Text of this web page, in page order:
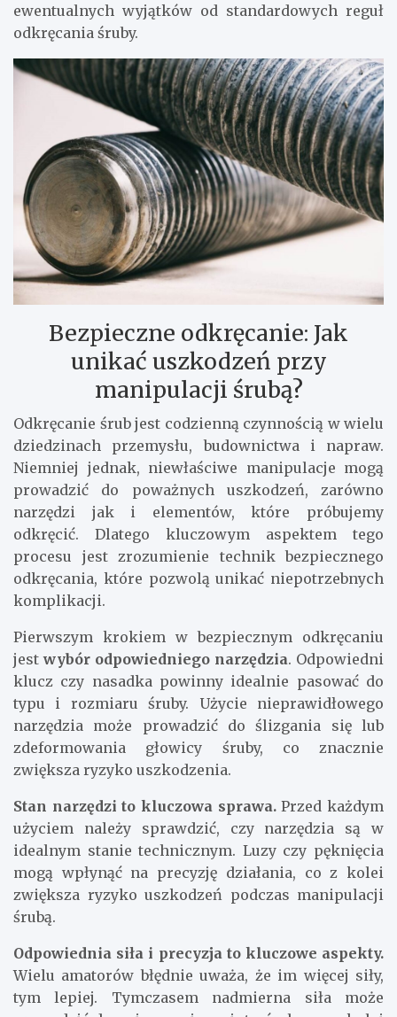
ewentualnych wyjątków od standardowych reguł
odkręcania śruby.
Bezpieczne odkręcanie: Jak
unikać uszkodzeń przy
manipulacji śrubą?
Odkręcanie śrub jest codzienną czynnością w wielu
dziedzinach przemysłu, budownictwa i napraw.
Niemniej jednak, niewłaściwe manipulacje mogą
prowadzić do poważnych uszkodzeń, zarówno
narzędzi jak i elementów, które próbujemy
odkręcić. Dlatego kluczowym aspektem tego
procesu jest zrozumienie technik bezpiecznego
odkręcania, które pozwolą unikać niepotrzebnych
komplikacji.
Pierwszym krokiem w bezpiecznym odkręcaniu
jestwybór odpowiedniego narzędzia. Odpowiedni
klucz czy nasadka powinny idealnie pasować do
typu i rozmiaru śruby. Użycie nieprawidłowego
narzędzia może prowadzić do ślizgania się lub
zdeformowania głowicy śruby, co znacznie
zwiększa ryzyko uszkodzenia.
Stan narzędzi to kluczowa sprawa.Przed każdym
użyciem należy sprawdzić, czy narzędzia są w
idealnym stanie technicznym. Luzy czy pęknięcia
mogą wpłynąć na precyzję działania, co z kolei
zwiększa ryzyko uszkodzeń podczas manipulacji
śrubą.
Odpowiednia siła i precyzja to kluczowe aspekty.
Wielu amatorów błędnie uważa, że im więcej siły,
tym lepiej. Tymczasem nadmierna siła może